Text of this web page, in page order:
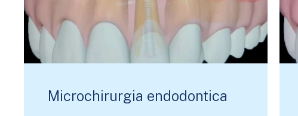
Microchirurgia endodontica